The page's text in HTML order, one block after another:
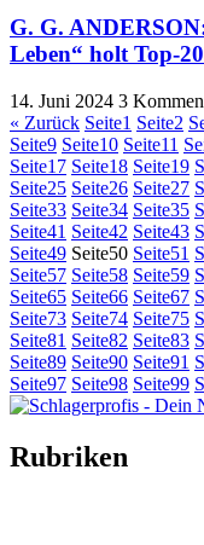
G. G.
Leben“ holt Top-
14. Juni 2024 3
« Zurück Seite1 Seite2
Seite9 Seite10 Seite11
Seite17 Seite18 Seite19
Seite25 Seite26 Seite27
Seite33 Seite34 Seite35
Seite41 Seite42 Seite43
Seite49 Seite50 Seite51
Seite57 Seite58 Seite59
Seite65 Seite66 Seite67
Seite73 Seite74 Seite75
Seite81 Seite82 Seite83
Seite89 Seite90 Seite91
Seite97 Seite98 Seite99
Rubriken